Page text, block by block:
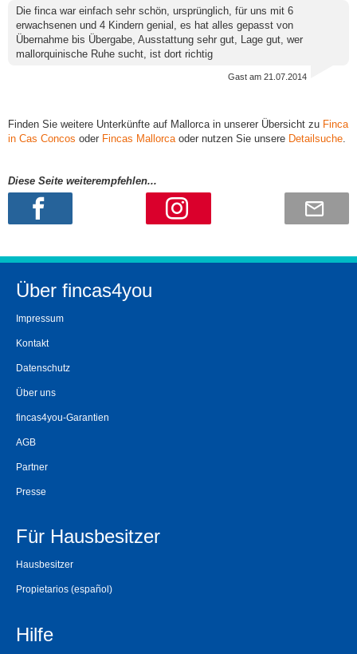
Die finca war einfach sehr schön, ursprünglich, für uns mit 6
erwachsenen und 4 Kindern genial, es hat alles gepasst von
Übernahme bis Übergabe, Ausstattung sehr gut, Lage gut, wer
mallorquinische Ruhe sucht, ist dort richtig
Gast am 21.07.2014
Finden Sie weitere Unterkünfte auf Mallorca in unserer Übersicht zu Finca
in Cas Concos oder Fincas Mallorcaoder nutzen Sie unsere Detailsuche.
Diese Seite weiterempfehlen...
Über fincas4you
Impressum
Kontakt
Datenschutz
Über uns
fincas4you-Garantien
AGB
Partner
Presse
Für Hausbesitzer
Hausbesitzer
Propietarios (español)
Hilfe